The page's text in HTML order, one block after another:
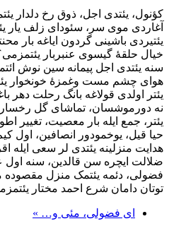
کؤنول، یئتدی اجل، ذوق رخ دلدار
آغاردی موی سر، سئودای زلف یار
یئتیردی باشینی گردون ایاغه بار
خیال حلقۀ گیسوی عنبربار
سنه یئتدی اجل پیمانه سین نوش
هوای چشم مست وغمزۀ خونخوار
یئتر اولدی قولاغه بانگ رحلت دهر
نه دورموشسان، تماشای گل
یئتر، جمع ایله بار معصیت، تغییر
حیا قیل، یوخمودور انصافین، اول
هدایت منزلینه یئتدی لر سعی ایله
ضلالت ایچره سن قالدین، سنه اول
فضولی، دئمه یئتمک منزل
توتان دامان شرع احمد مختار
ای فضولی، مئی و… »